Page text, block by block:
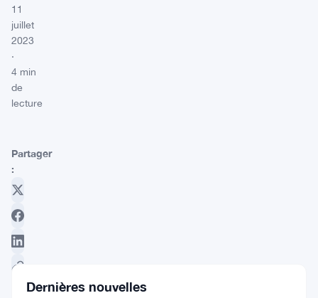
11
juillet
2023
·
4 min
de
lecture
Partager
:
Suivre sur Google News
Dernières nouvelles